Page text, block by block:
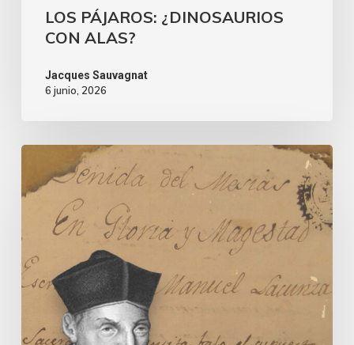
LOS PÁJAROS: ¿DINOSAURIOS
CON ALAS?
Jacques Sauvagnat
6 junio, 2026